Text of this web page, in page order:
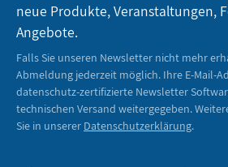
neue Produkte, Veranstaltungen,
Angebote.
Falls Sie unseren Newsletter nicht mehr
Abmeldung jederzeit möglich. Ihre E-Mail-
datenschutz-zertifizierte Newsletter
technischen Versand weitergegeben.
Sie in unserer Datenschutzerklärung.